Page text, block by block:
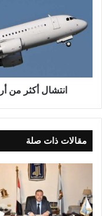
انتشال أكثر من
مقالات ذات صلة